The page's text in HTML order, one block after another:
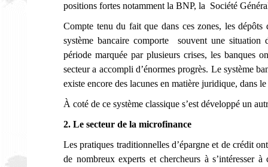
positions fortes notamment la BNP, la Société
Compte tenu du fait que dans ces zones, les
système bancaire comporte souvent une situation
période marquée par plusieurs crises, les banques
secteur a accompli d’énormes progrès. Le système
existe encore des lacunes en matière juridique, dans
À coté de ce système classique s’est développé un
2. Le secteur de la microfinance
Les pratiques traditionnelles d’épargne et de crédit
de nombreux experts et chercheurs à s’intéresser